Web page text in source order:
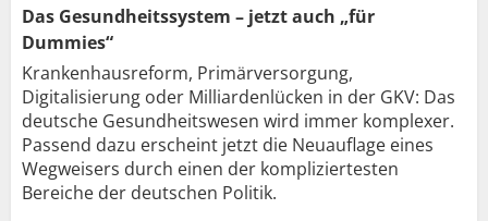
Das Gesundheitssystem – jetzt auch „für
Dummies“
Krankenhausreform, Primärversorgung,
Digitalisierung oder Milliardenlücken in der GKV: Das
deutsche Gesundheitswesen wird immer komplexer.
Passend dazu erscheint jetzt die Neuauflage eines
Wegweisers durch einen der kompliziertesten
Bereiche der deutschen Politik.